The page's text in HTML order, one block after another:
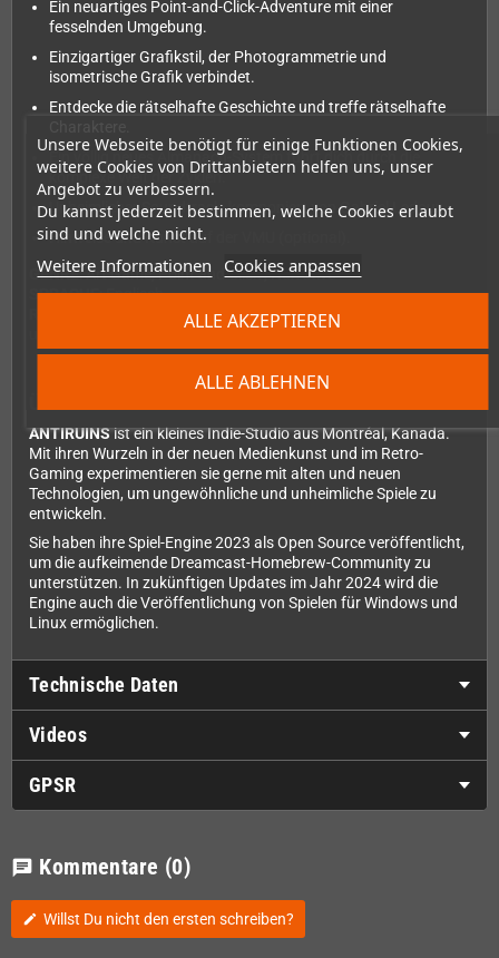
Unsere Webseite benötigt für einige Funktionen Cookies,
weitere Cookies von Drittanbietern helfen uns, unser
Angebot zu verbessern.
Du kannst jederzeit bestimmen, welche Cookies erlaubt
sind und welche nicht.
Weitere Informationen Cookies anpassen
ALLE ABLEHNEN
ALLE AKZEPTIEREN
Ein neuartiges Point-and-Click-Adventure mit einer
fesselnden Umgebung.
Einzigartiger Grafikstil, der Photogrammetrie und
isometrische Grafik verbindet.
Entdecke die rätselhafte Geschichte und treffe rätselhafte
Ein völlig neues Almanach-System führt dich durch die
komplexe Welt der Zyklen.
Unheimlicher Soundtrack, komponiert von Gabriel Ledoux.
Hinweise und Kunst auf der VMU (optional).
GENRE: Art Game, Point and Click , Narrative
SPRACHE: Englisch
: Regionsfrei, läuft auf allen MIL/CD-kompatiblen VA0-
ANTIRUINSist ein kleines Indie-Studio aus Montréal, Kanada.
Mit ihren Wurzeln in der neuen Medienkunst und im Retro-
Gaming experimentieren sie gerne mit alten und neuen
Technologien, um ungewöhnliche und unheimliche Spiele zu
entwickeln.
Sie haben ihre Spiel-Engine 2023 als Open Source veröffentlicht,
um die aufkeimende Dreamcast-Homebrew-Community zu
unterstützen. In zukünftigen Updates im Jahr 2024 wird die
Engine auch die Veröffentlichung von Spielen für Windows und
Linux ermöglichen.
Technische Daten
Videos
GPSR
chat Kommentare (0)
edit Willst Du nicht den ersten schreiben?